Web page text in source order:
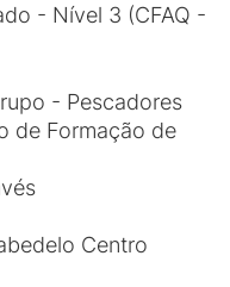
- Nível 3 (CFAQ -
- Pescadores
de Formação de
Centro